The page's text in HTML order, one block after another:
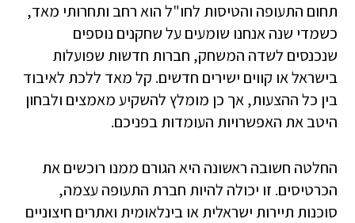
תחום התעופה והטיסות לחו"ל הוא רחב ותחרותי מאד,
כשמדי שנה אנחנו שומעים על שחקנים נוספים
שנכנסים לשדה המשחק, חברות חדשות שפועלות
בישראל או קווים ישירים חדשים. קל מאד ללכת לאיבוד
בין כל ההצעות, אך כן מומלץ להשקיע מאמצים ולבחון
היטב את האפשרויות העומדות בפניכם.
החלטה חשובה ראשונה היא הגורם ממנו רוכשים את
הכרטיסים. זו יכולה להיות חברת התעופה עצמה,
סוכנות תיירות ישראלית או בינלאומית ואתרים חיצוניים